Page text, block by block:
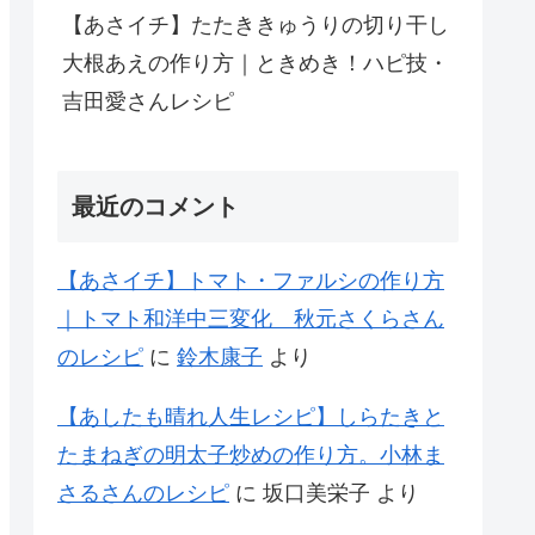
【あさイチ】たたききゅうりの切り干し
大根あえの作り方｜ときめき！ハピ技・
吉田愛さんレシピ
最近のコメント
【あさイチ】トマト・ファルシの作り方
｜トマト和洋中三変化 秋元さくらさん
のレシピ に 鈴木康子 より
【あしたも晴れ人生レシピ】しらたきと
たまねぎの明太子炒めの作り方。小林ま
さるさんのレシピ に 坂口美栄子 より